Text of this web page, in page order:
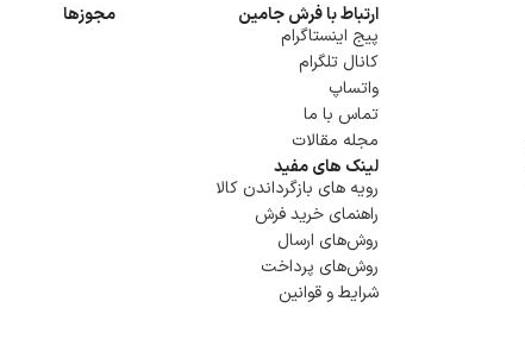
ارتباط با فرش جامین
پیج اینستاگرام
کانال تلگرام
واتساپ
تماس با ما
مجله مقالات
لینک های مفید
رویه های بازگرداندن کالا
راهنمای خرید فرش
روش‌های ارسال
روش‌های پرداخت
شرایط و قوانین
مجوزها